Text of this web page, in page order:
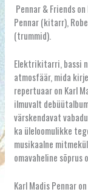
Pennar & Friends
Pennar (kitarr),
(trummid).
Elektrikitarri, bassi
atmosfäär, mida
repertuaar on Karl
ilmuvalt
värskendavat
ka üleloomulikke
musikaalne
omavaheline
Karl Madis Pennar